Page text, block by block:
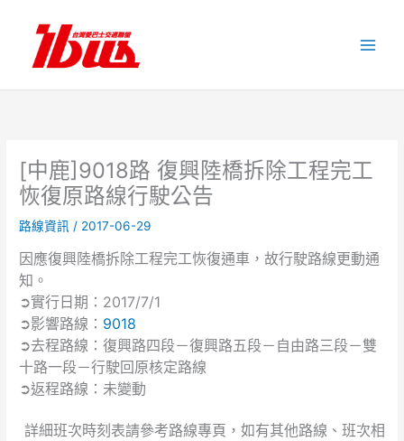
內
[中鹿]9018路 復興陸橋拆除工程完工
恢復原路線行駛公告
路線資訊 / 2017-06-29
因應復興陸橋拆除工程完工恢復通車，故行駛路線更動通
知。
➲實行日期：2017/7/1
➲影響路線： 9018
➲去程路線：復興路四段－復興路五段－自由路三段－雙
十路一段－行駛回原核定路線
➲返程路線：未變動
詳細班次時刻表請參考路線專頁，如有其他路線、班次相